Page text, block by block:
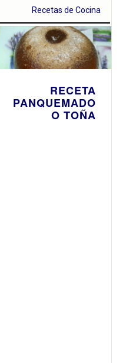
Recetas de Cocina
RECETA
PANQUEMADO
O TOÑA